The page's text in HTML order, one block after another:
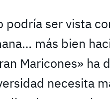
podría ser vista
más bien
Maricones» ha
necesita